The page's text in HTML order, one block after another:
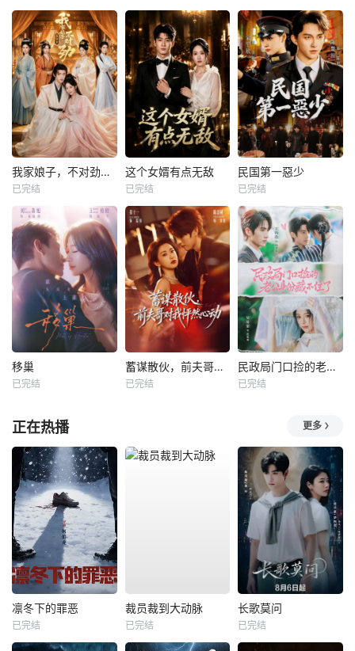
我家娘子，不对劲第四季
已完结
这个女婿有点无敌
已完结
民国第一惡少
已完结
移巢
已完结
蓄谋散伙，前夫哥对我怦然心动
已完结
民政局门口捡的老公身份藏不住了
已完结
正在热播 更多
凛冬下的罪恶
已完结
裁员裁到大动脉
已完结
长歌莫问
已完结